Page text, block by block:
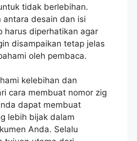
tidak berlebihan.
antara desain dan isi
harus diperhatikan agar
disampaikan tetap jelas
oleh pembaca.
kelebihan dan
cara membuat nomor zig
dapat membuat
lebih bijak dalam
Anda. Selalu